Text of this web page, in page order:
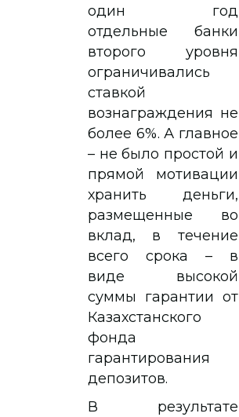
один год
отдельные банки
второго уровня
ограничивались
ставкой
вознаграждения не
более 6%. А главное
– не было простой и
прямой мотивации
хранить деньги,
размещенные во
вклад, в течение
всего срока – в
виде высокой
суммы гарантии от
Казахстанского
фонда
гарантирования
депозитов.
В результате